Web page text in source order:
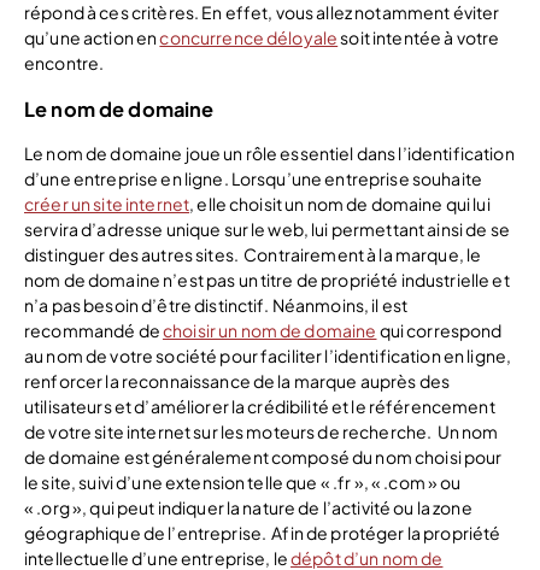
répond à ces critères. En effet, vous allez notamment éviter
qu’une action enconcurrence déloyalesoit intentée à votre
encontre.
Le nom de domaine
Le nom de domaine joue un rôle essentiel dans l’identification
d’une entreprise en ligne. Lorsqu’une entreprise souhaite
créer un site internet, elle choisit un nom de domaine qui lui
servira d’adresse unique sur le web, lui permettant ainsi de se
distinguer des autres sites. Contrairement à la marque, le
nom de domaine n’est pas un titre de propriété industrielle et
n’a pas besoin d’être distinctif. Néanmoins, il est
recommandé dechoisir un nom de domaine qui correspond
au nom de votre société pour faciliter l’identification en ligne,
renforcer la reconnaissance de la marque auprès des
utilisateurs et d’améliorer la crédibilité et le référencement
de votre site internet sur les moteurs de recherche. Un nom
de domaine est généralement composé du nom choisi pour
le site, suivi d’une extension telle que « .fr », « .com » ou
« .org », qui peut indiquer la nature de l’activité ou la zone
géographique de l’entreprise. Afin de protéger la propriété
intellectuelle d’une entreprise, ledépôt d’un nom de